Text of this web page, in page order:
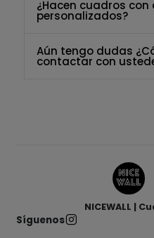
¿Hacen cuadros con
personalizados?
Aún tengo dudas
contactar con
NICEWALL |
Síguenos